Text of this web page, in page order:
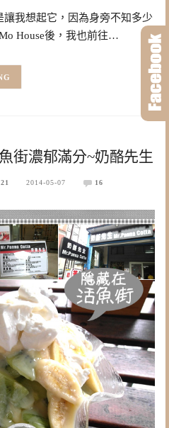
我想起它，因為身旁不知多少
House後，我也前往…
街濃郁滿分~奶酪先生
2014-05-07 16